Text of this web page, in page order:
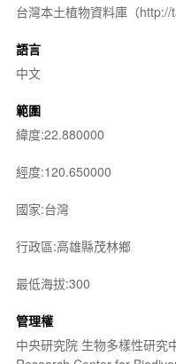
台灣本土植物資料庫（http://
語言
中文
範圍
緯度:22.880000
經度:120.650000
國家:台灣
行政區:高雄縣茂林鄉
最低海拔:300
管理權
中央研究院 生物多樣性研究